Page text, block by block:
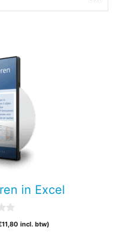
in Excel
11,80 incl. btw)